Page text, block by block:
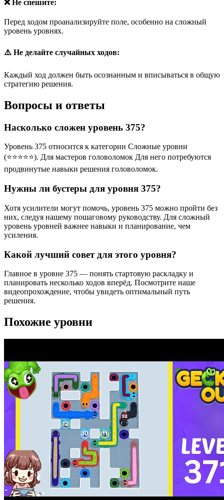
❌ Не спешите:
Перед ходом проанализируйте поле, особенно на сложный
уровень уровнях.
⚠️ Не делайте случайных ходов:
Каждый ход должен быть осознанным и вписываться в общую
стратегию решения.
Вопросы и ответы
Насколько сложен уровень 375?
Уровень 375 относится к категории Сложные уровни
(⭐⭐⭐⭐⭐). Для мастеров головоломок Для него потребуются
продвинутые навыки решения головоломок.
Нужны ли бустеры для уровня 375?
Хотя усилители могут помочь, уровень 375 можно пройти без
них, следуя нашему пошаговому руководству. Для сложный
уровень уровней важнее навыки и планирование, чем
усиления.
Какой лучший совет для этого уровня?
Главное в уровне 375 — понять стартовую раскладку и
планировать несколько ходов вперёд. Посмотрите наше
видеопрохождение, чтобы увидеть оптимальный путь
решения.
Похожие уровни